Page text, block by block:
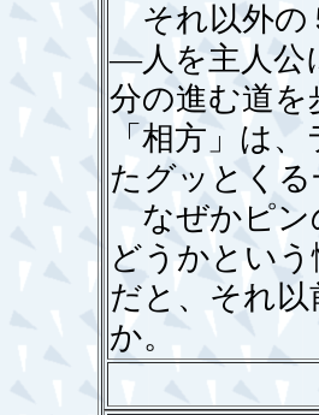
それ以外の
―人を主人公
分の進む道
「相方」は
たグッとくる
なぜかピン
どうかとい
だと、それ
か。